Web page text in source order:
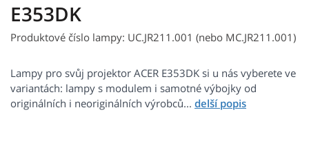
E353DK
Produktové číslo lampy: UC.JR211.001 (nebo MC.JR211.001)
Lampy pro svůj projektor ACER E353DK si u nás vyberete ve
variantách: lampy s modulem i samotné výbojky od
originálních i neoriginálních výrobců...